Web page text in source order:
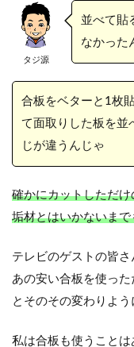
タジ源
並べて貼
なかった
合板をベターと1枚
て面取りした板を並
じが違うんじゃ
確かにカットしただ
垢材とはいかないま
テレビのゲストの皆さ
あの安い合板を使った
とそのその変わりよう
私は合板も使うこと